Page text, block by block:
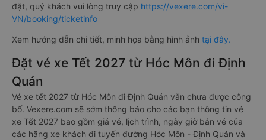
đặt, quý khách vui lòng truy cập https://vexere.com/vi-
VN/booking/ticketinfo
Xem hướng dẫn chi tiết, minh họa bằng hình ảnh tại đây.
Đặt vé xe Tết 2027 từ Hóc Môn đi Định
Quán
Vé xe tết 2027 từ Hóc Môn đi Định Quán vẫn chưa được công
bố. Vexere.com sẽ sớm thông báo cho các bạn thông tin vé
xe Tết 2027 bao gồm giá vé, lịch trình, ngày giờ bán vé của
các hãng xe khách đi tuyến đường Hóc Môn - Định Quán và